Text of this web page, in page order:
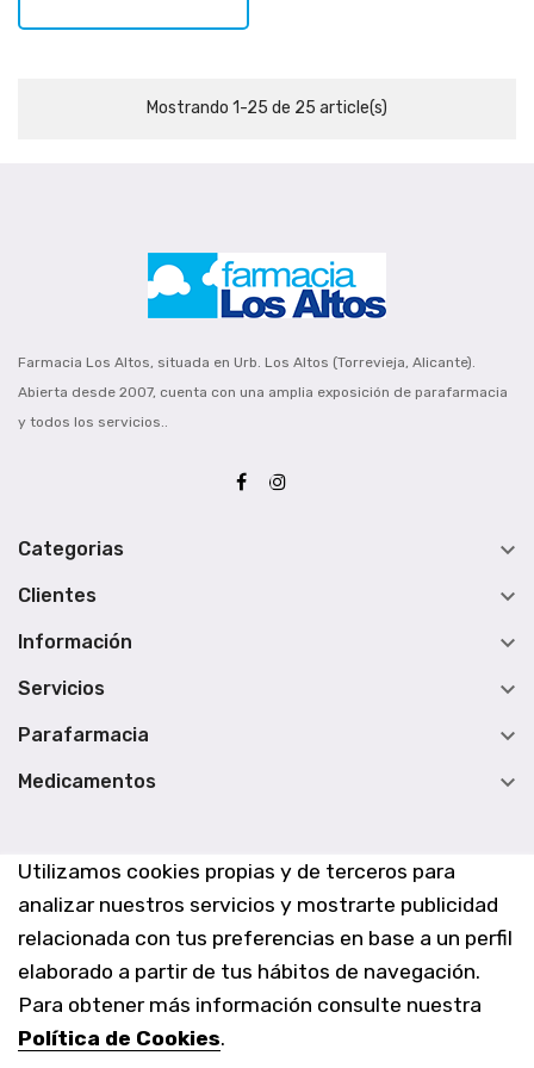
Utilizamos cookies propias y de terceros para
analizar nuestros servicios y mostrarte publicidad
relacionada con tus preferencias en base a un perfil
elaborado a partir de tus hábitos de navegación.
Para obtener más información consulte nuestra
Política de Cookies.
Mostrando 1-25 de 25 article(s)
Farmacia Los Altos, situada en Urb. Los Altos (Torrevieja, Alicante).
Abierta desde 2007, cuenta con una amplia exposición de parafarmacia
y todos los servicios..
Categorias 
Clientes 
Información 
Servicios 
Parafarmacia 
Medicamentos 